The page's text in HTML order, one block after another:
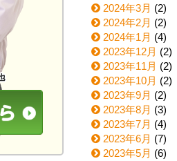
2024年3月 (2)
2024年2月 (2)
2024年1月 (4)
2023年12月 (2)
2023年11月 (2)
2023年10月 (2)
2023年9月 (2)
2023年8月 (3)
2023年7月 (4)
2023年6月 (7)
2023年5月 (6)